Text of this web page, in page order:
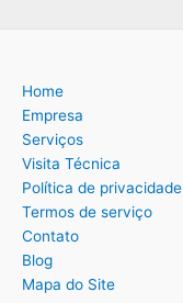
Home
Empresa
Serviços
Visita Técnica
Política de privacidade
Termos de serviço
Contato
Blog
Mapa do Site